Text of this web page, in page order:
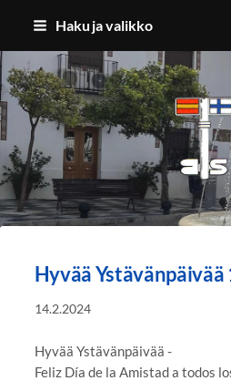
Siirry
sisältöön
Haku ja valikko
Hyvää Ystävänpäivää
14.2.2024
Hyvää Ystävänpäivää -
Feliz Día de la Amistad a todos